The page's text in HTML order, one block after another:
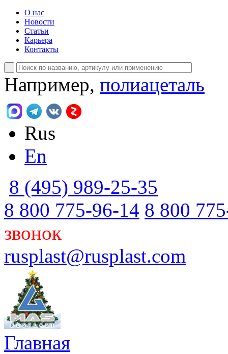
О нас
Новости
Статьи
Карьера
Контакты
Например, полиацеталь
Rus
En
8 (495) 989-25-35
8 800 775-96-14 8 800
звонок
rusplast@rusplast.com
Главная